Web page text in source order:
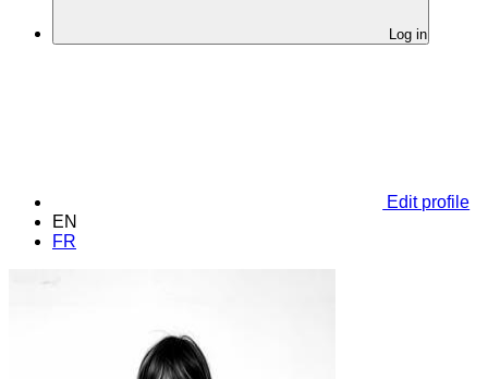
Log in
Edit profile
EN
FR